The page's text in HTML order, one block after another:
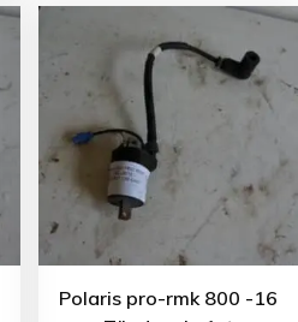
Polaris pro-rmk 800 -16